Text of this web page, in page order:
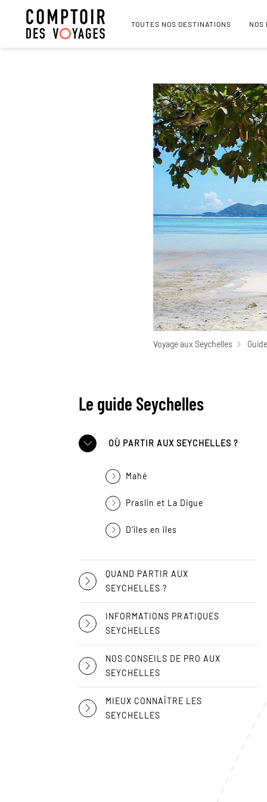
TOUTES NOS DESTINATIONS NOS
Voyage aux Seychelles
Le guide Seychelles
OÙ PARTIR AUX SEYCHELLES ?
Mahé
Praslin et La Digue
D'îles en îles
QUAND PARTIR AUX
SEYCHELLES ?
INFORMATIONS PRATIQUES
SEYCHELLES
NOS CONSEILS DE PRO AUX
SEYCHELLES
MIEUX CONNAÎTRE LES
SEYCHELLES